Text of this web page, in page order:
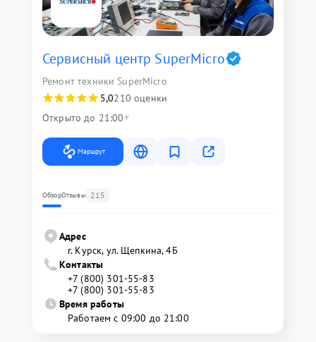
Сервисный центр SuperMicro
Ремонт техники SuperMicro
5,0210 оценки
Открыто до 21:00
Маршрут
ОбзорОтзывы 215
Адрес
г. Курск, ул. Щепкина, 4Б
Контакты
+7 (800) 301-55-83
+7 (800) 301-55-83
Время работы
Работаем с 09:00 до 21:00